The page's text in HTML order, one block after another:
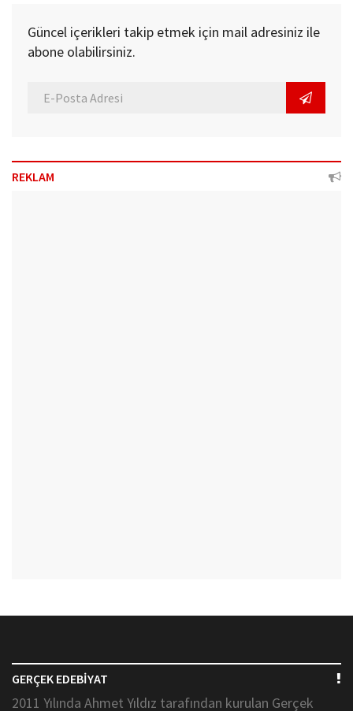
Güncel içerikleri takip etmek için mail adresiniz ile
abone olabilirsiniz.
REKLAM
GERÇEK EDEBİYAT
2011 Yılında Ahmet Yıldız tarafından kurulan Gerçek